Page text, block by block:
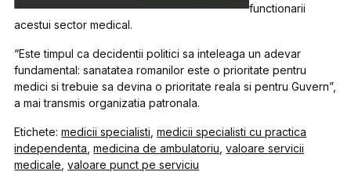
functionarii
acestui sector medical.
“Este timpul ca decidentii politici sa inteleaga un adevar
fundamental: sanatatea romanilor este o prioritate pentru
medici si trebuie sa devina o prioritate reala si pentru Guvern”,
a mai transmis organizatia patronala.
Etichete:medicii specialisti ,medicii specialisti cu practica
independenta ,medicina de ambulatoriu ,valoare servicii
medicale ,valoare punct pe serviciu